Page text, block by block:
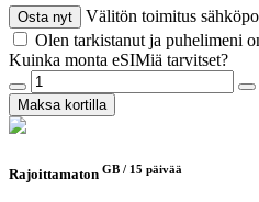
Osta nyt
Välitön toimitus
Olen tarkistanut ja puhelimeni
Kuinka monta eSIMiä tarvitset?
Maksa kortilla
Rajoittamaton GB / 15 päivää